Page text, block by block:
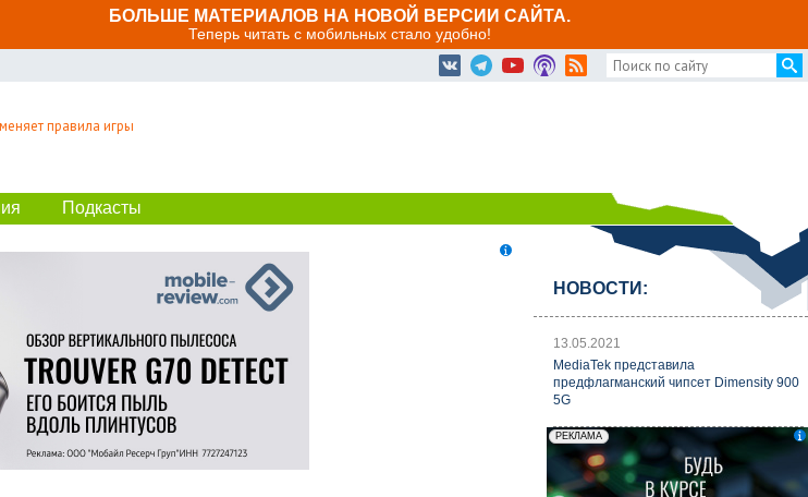
БОЛЬШЕ МАТЕРИАЛОВ НА НОВОЙ ВЕРСИИ САЙТА.
Теперь читать с мобильных стало удобно!
правила игры
Подкасты
НОВОСТИ:
13.05.2021
MediaTek представила
предфлагманский чипсет Dimensity 900
5G